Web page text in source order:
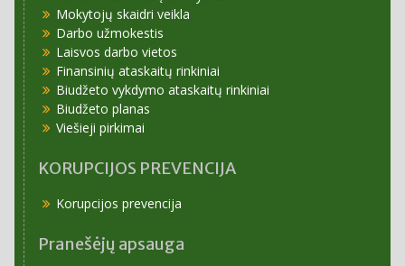
Mokytojų skaidri veikla
Darbo užmokestis
Laisvos darbo vietos
Finansinių ataskaitų rinkiniai
Biudžeto vykdymo ataskaitų rinkiniai
Biudžeto planas
Viešieji pirkimai
KORUPCIJOS PREVENCIJA
Korupcijos prevencija
Pranešėjų apsauga